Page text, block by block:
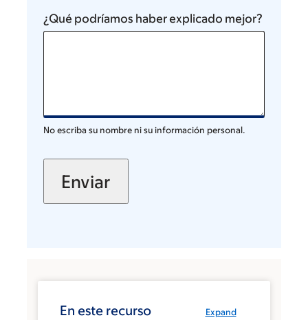
¿Qué podríamos haber explicado mejor?
No escriba su nombre ni su información personal.
Expand
En este recurso